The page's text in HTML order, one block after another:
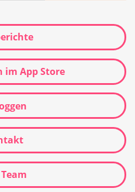
im App Store